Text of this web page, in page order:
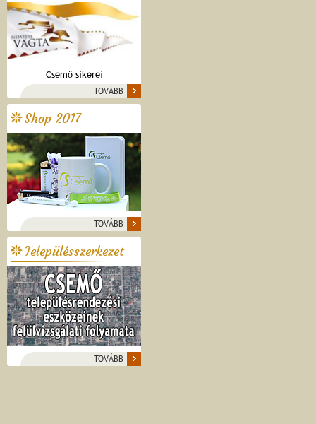
Csemő sikerei
TOVÁBB
Shop 2017
TOVÁBB
Településszerkezet
TOVÁBB